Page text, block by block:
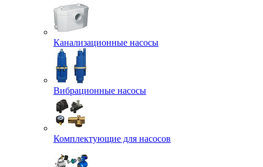
Канализационные насосы
Вибрационные насосы
Комплектующие для насосов